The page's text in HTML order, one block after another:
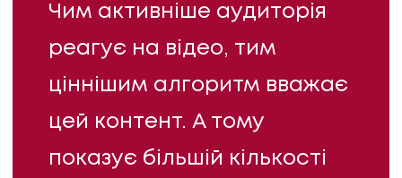
Чим активніше аудиторія
реагує на відео, тим
ціннішим алгоритм вважає
цей контент. А тому
показує більшій кількості
ПОСЛУГИ
КЕЙСИ
КЕЙСИ
ПРО НАС